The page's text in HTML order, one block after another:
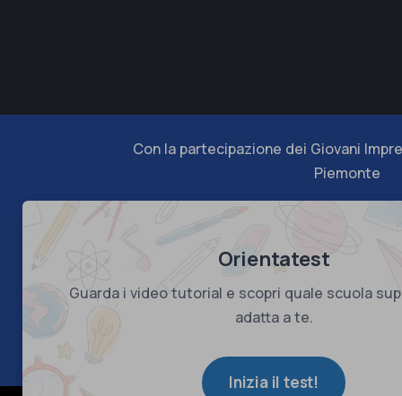
Con la partecipazione dei Giovani
Piemonte
Orientatest
Guarda i video tutorial e scopri quale scuola
adatta a te.
Inizia il test!